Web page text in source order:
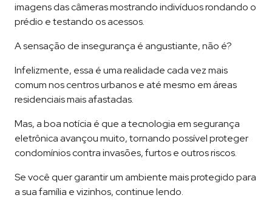
imagens das câmeras mostrando indivíduos rondando o
prédio e testando os acessos.
A sensação de insegurança é angustiante, não é?
Infelizmente, essa é uma realidade cada vez mais
comum nos centros urbanos e até mesmo em áreas
residenciais mais afastadas.
Mas, a boa notícia é que a tecnologia em segurança
eletrônica avançou muito, tornando possível proteger
condomínios contra invasões, furtos e outros riscos.
Se você quer garantir um ambiente mais protegido para
a sua família e vizinhos, continue lendo.